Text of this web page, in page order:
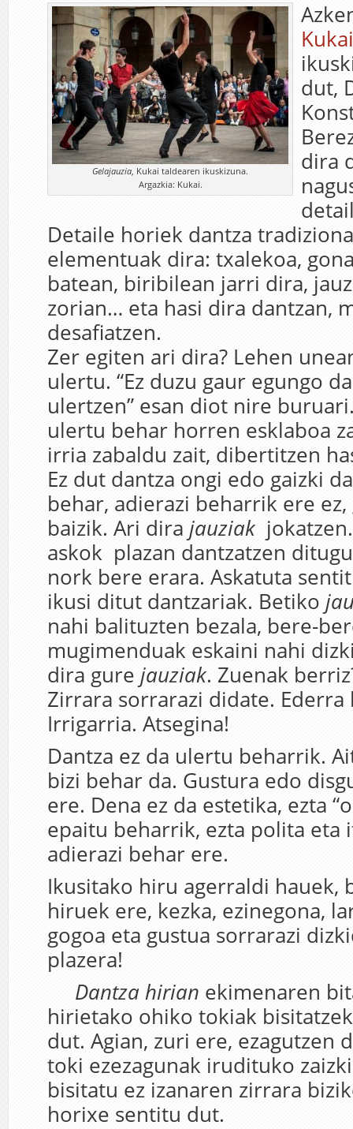
Gelajauzia, Kukai taldearen ikuskizuna.
Argazkia: Kukai.
dut,
dira
Detaile horiek dantza
elementuak dira: txalekoa,
batean, biribilean jarri dira,
zorian… eta hasi dira dantzan,
desafiatzen.
Zer egiten ari dira? Lehen
ulertu. “Ez duzu gaur egungo
ulertzen” esan diot nire
ulertu behar horren esklaboa
irria zabaldu zait, dibertitzen
Ez dut dantza ongi edo gaizki
behar, adierazi beharrik ere
baizik. Ari dira jauziak
askok plazan dantzatzen
nork bere erara. Askatuta
ikusi ditut dantzariak. Betiko
nahi balituzten bezala, bere-
mugimenduak eskaini nahi
dira gure jauziak. Zuenak
Zirrara sorrarazi didate. Ederra
Irrigarria. Atsegina!
Dantza ez da ulertu beharrik.
bizi behar da. Gustura edo
ere. Dena ez da estetika, ezta
epaitu beharrik, ezta polita eta
adierazi behar ere.
Ikusitako hiru agerraldi hauek,
hiruek ere, kezka, ezinegona,
gogoa eta gustua sorrarazi
plazera!
Dantza hirian ekimenaren
hirietako ohiko tokiak
dut. Agian, zuri ere, ezagutzen
toki ezezagunak irudituko
bisitatu ez izanaren zirrara
horixe sentitu dut.